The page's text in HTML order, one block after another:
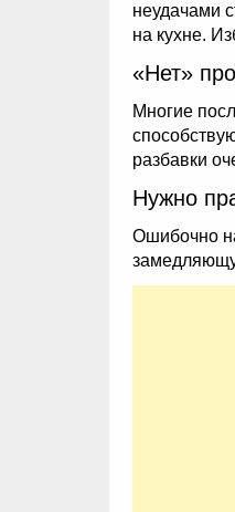
неудачами
на кухне.
«Нет»
Многие
разбавки
Нужно
Ошибочно